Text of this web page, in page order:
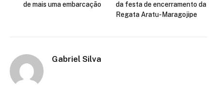
de mais uma embarcação
da festa de encerramento da
Regata Aratu-Maragojipe
Gabriel Silva